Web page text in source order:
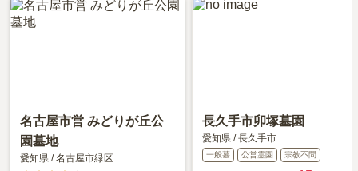
名古屋市営 みどりが丘公
園墓地
愛知県 /名古屋市緑区
長久手市卯塚墓園
愛知県 /長久手市
一般墓 公営霊園 宗教不問